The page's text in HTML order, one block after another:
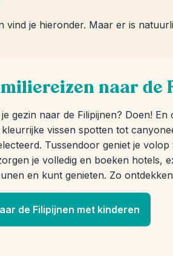
je hieronder. Maar er is
naar de
gezin naar de Filipijnen? Doen!
kleurrijke vissen spotten tot
Tussendoor geniet je
je volledig en boeken hotels,
en kunt genieten. Zo
de Filipijnen met kinderen